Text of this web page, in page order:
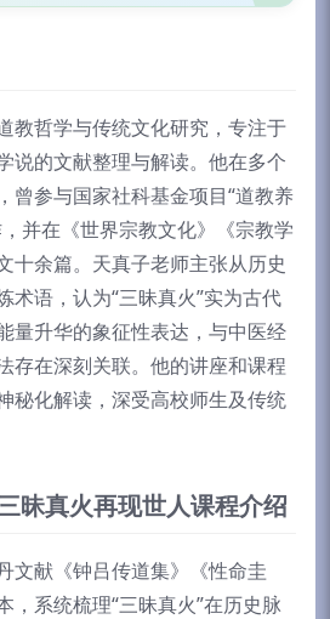
教哲学与传统文化研究，专注于
说的文献整理与解读。他在多个
曾参与国家社科基金项目“道教养
并在《世界宗教文化》《宗教学
十余篇。天真子老师主张从历史
术语，认为“三昧真火”实为古代
量升华的象征性表达，与中医经
存在深刻关联。他的讲座和课程
秘化解读，深受高校师生及传统
昧真火再现世人课程介绍
文献《钟吕传道集》《性命圭
，系统梳理“三昧真火”在历史脉